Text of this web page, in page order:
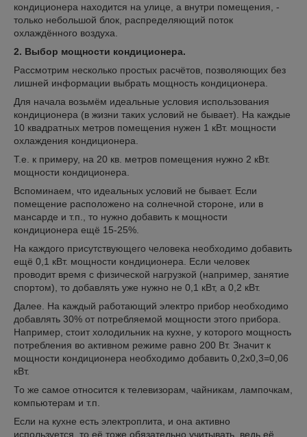
кондиционера находится на улице, а внутри помещения, -
только небольшой блок, распределяющий поток
охлаждённого воздуха.
2. Выбор мощности кондиционера.
Рассмотрим несколько простых расчётов, позволяющих без
лишней информации выбрать мощность кондиционера.
Для начала возьмём идеальные условия использования
кондиционера (в жизни таких условий не бывает). На каждые
10 квадратных метров помещения нужен 1 кВт. мощности
охлаждения кондиционера.
Т.е. к примеру, на 20 кв. метров помещения нужно 2 кВт.
мощности кондиционера.
Вспоминаем, что идеальных условий не бывает. Если
помещение расположено на солнечной стороне, или в
мансарде и т.п., то нужно добавить к мощности
кондиционера ещё 15-25%.
На каждого присутствующего человека необходимо добавить
ещё 0,1 кВт. мощности кондиционера. Если человек
проводит время с физической нагрузкой (например, занятие
спортом), то добавлять уже нужно не 0,1 кВт, а 0,2 кВт.
Далее. На каждый работающий электро прибор необходимо
добавлять 30% от потребляемой мощности этого прибора.
Например, стоит холодильник на кухне, у которого мощность
потребления во активном режиме равно 200 Вт. Значит к
мощности кондиционера необходимо добавить 0,2х0,3=0,06
кВт.
То же самое относится к телевизорам, чайникам, лампочкам,
компьютерам и т.п.
Если на кухне есть электроплита, и она активно
используется, то её тоже обязательно учитывать, ведь её